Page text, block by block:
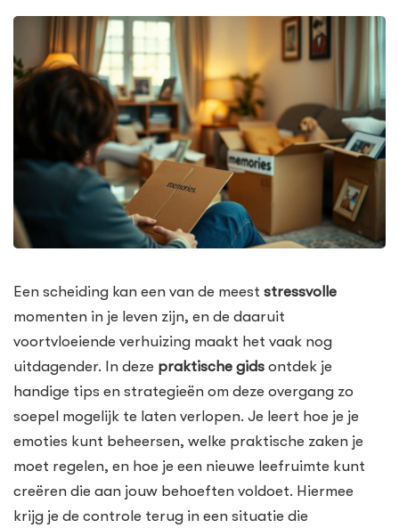
Een scheiding kan een van de meest stressvolle
momenten in je leven zijn, en de daaruit
voortvloeiende verhuizing maakt het vaak nog
uitdagender. In deze praktische gids ontdek je
handige tips en strategieën om deze overgang zo
soepel mogelijk te laten verlopen. Je leert hoe je je
emoties kunt beheersen, welke praktische zaken je
moet regelen, en hoe je een nieuwe leefruimte kunt
creëren die aan jouw behoeften voldoet. Hiermee
krijg je de controle terug in een situatie die